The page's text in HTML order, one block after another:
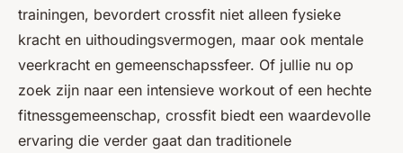
trainingen, bevordert crossfit niet alleen fysieke
kracht en uithoudingsvermogen, maar ook mentale
veerkracht en gemeenschapssfeer. Of jullie nu op
zoek zijn naar een intensieve workout of een hechte
fitnessgemeenschap, crossfit biedt een waardevolle
ervaring die verder gaat dan traditionele